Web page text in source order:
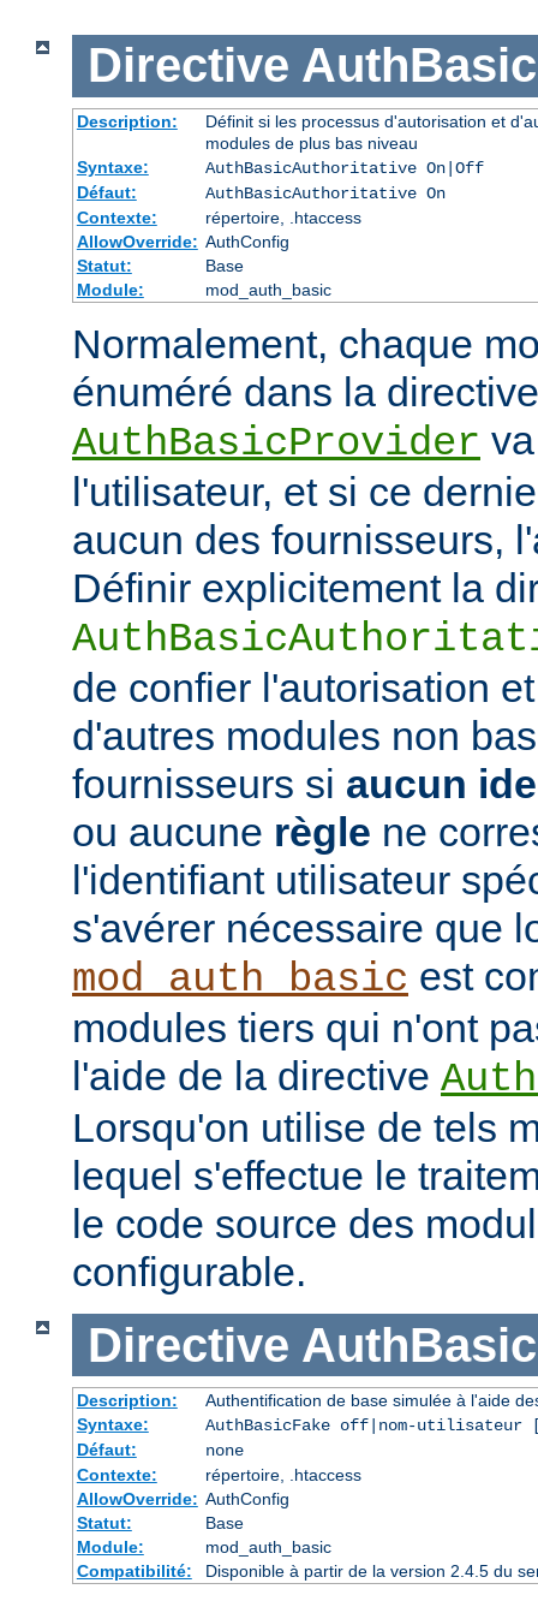
Directive
Description:
Définit si les processus d'autorisation et
modules de plus bas niveau
Syntaxe:
AuthBasicAuthoritative On|Off
Défaut:
AuthBasicAuthoritative On
Contexte:
répertoire, .htaccess
AllowOverride: AuthConfig
Statut:
Base
Module:
mod_auth_basic
Normalement, chaque
énuméré dans la directive
AuthBasicProvider
l'utilisateur, et si ce
aucun des fournisseurs,
Définir explicitement la
de confier l'autorisation
d'autres modules non
fournisseurs si aucun
ou aucune règle ne
l'identifiant utilisateur
s'avérer nécessaire que
mod_auth_basic est
modules tiers qui n'ont
l'aide de la directive
Lorsqu'on utilise de tels
lequel s'effectue le
le code source des
configurable.
Directive
Description:
Authentification de base simulée à l'aide
Syntaxe:
AuthBasicFake off|nom-utilisateur
Défaut:
none
Contexte:
répertoire, .htaccess
AllowOverride: AuthConfig
Statut:
Base
Module:
mod_auth_basic
Compatibilité:
Disponible à partir de la version 2.4.5 du